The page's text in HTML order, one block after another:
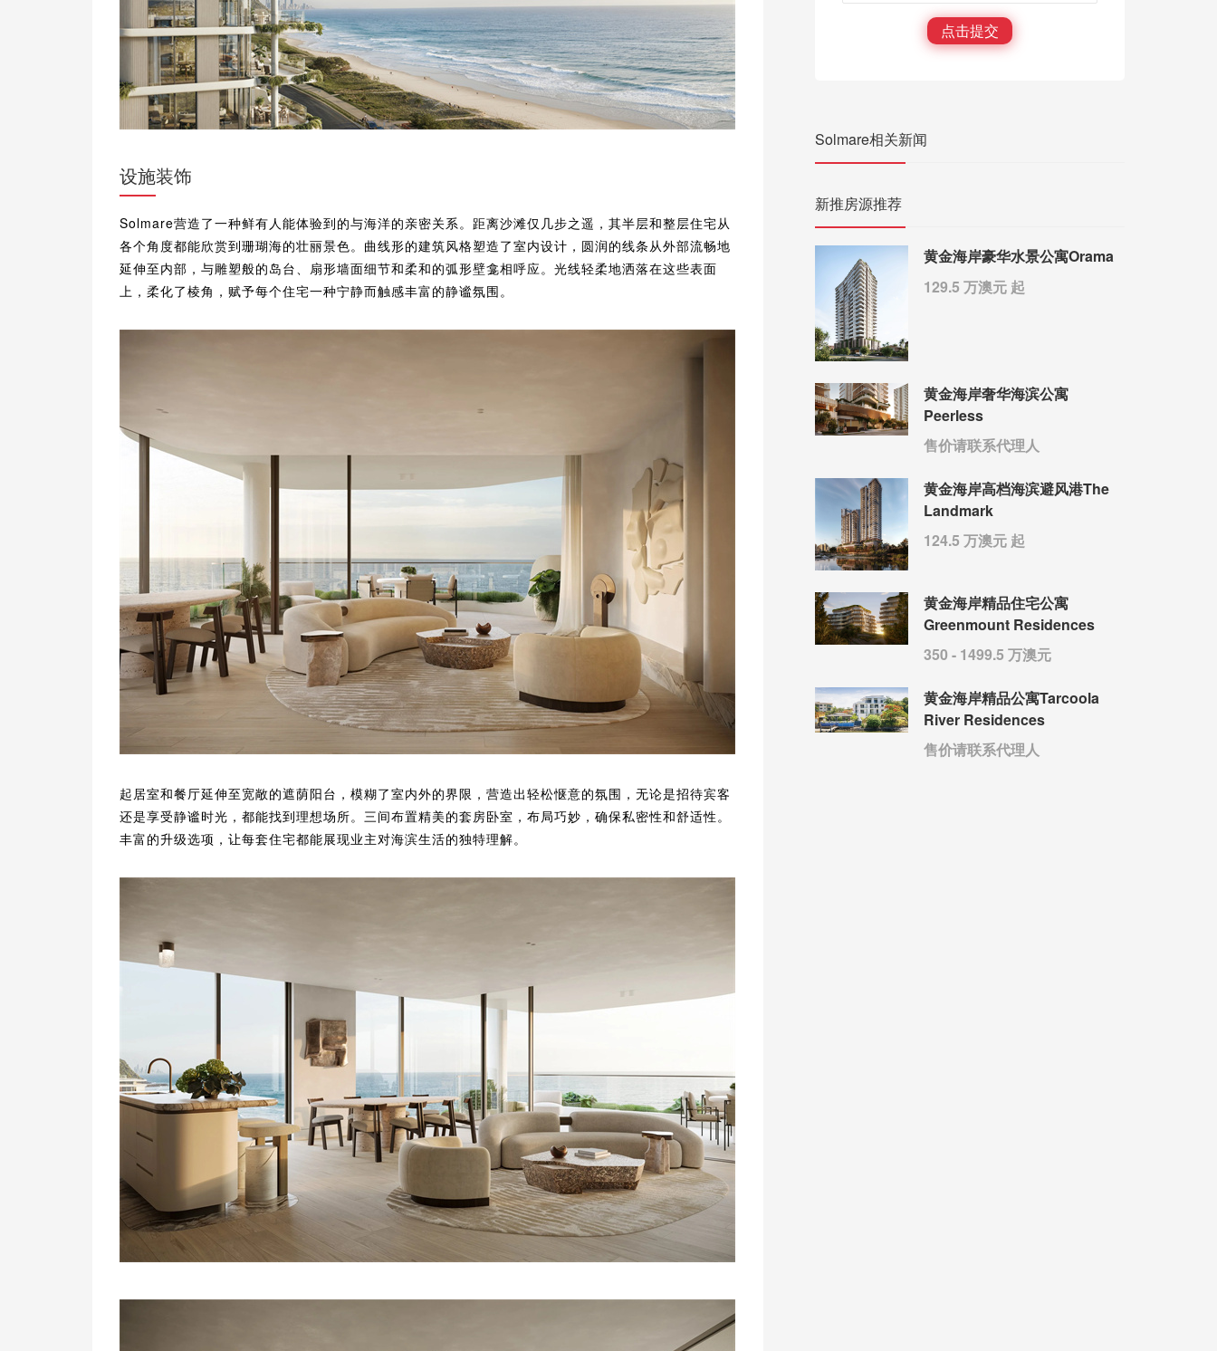
设施装饰
Solmare营造了一种鲜有人能体验到的与海洋的亲密关系。距离沙滩仅几步之遥，其半层和整层住宅从
各个角度都能欣赏到珊瑚海的壮丽景色。曲线形的建筑风格塑造了室内设计，圆润的线条从外部流畅地
延伸至内部，与雕塑般的岛台、扇形墙面细节和柔和的弧形壁龛相呼应。光线轻柔地洒落在这些表面
上，柔化了棱角，赋予每个住宅一种宁静而触感丰富的静谧氛围。
起居室和餐厅延伸至宽敞的遮荫阳台，模糊了室内外的界限，营造出轻松惬意的氛围，无论是招待宾客
还是享受静谧时光，都能找到理想场所。三间布置精美的套房卧室，布局巧妙，确保私密性和舒适性。
丰富的升级选项，让每套住宅都能展现业主对海滨生活的独特理解。
点击提交
Solmare相关新闻
新推房源推荐
黄金海岸豪华水景公寓Orama
129.5 万澳元 起
黄金海岸奢华海滨公寓
Peerless
售价请联系代理人
黄金海岸高档海滨避风港The
Landmark
124.5 万澳元 起
黄金海岸精品住宅公寓
Greenmount Residences
350 - 1499.5 万澳元
黄金海岸精品公寓Tarcoola
River Residences
售价请联系代理人